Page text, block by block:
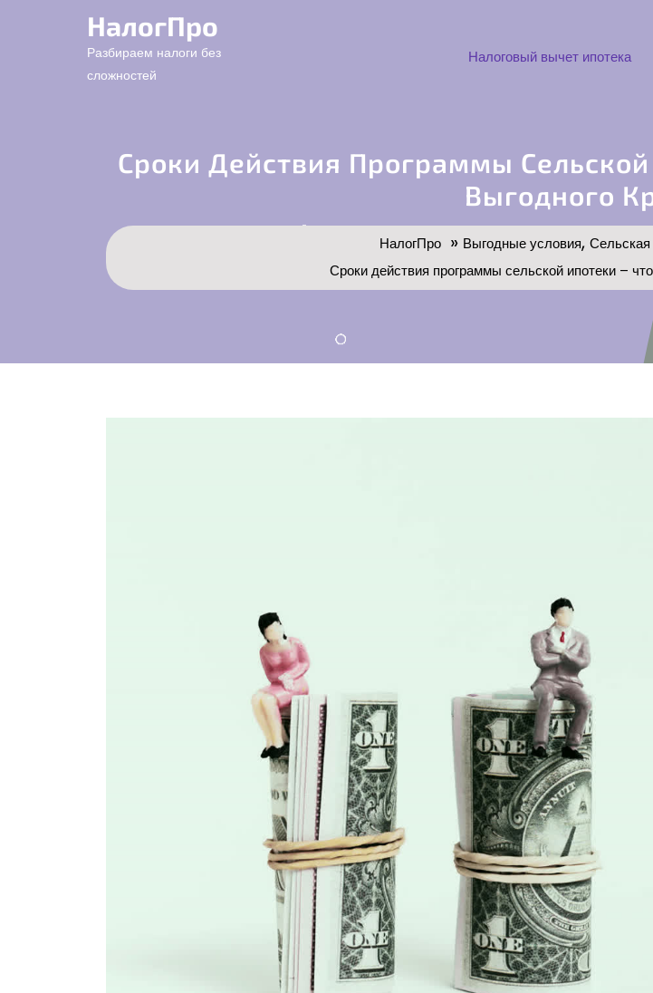
НалогПро
Разбираем налоги без
сложностей
Налоговый вычет ипотека
Сроки Действия Программы
Выгодного
НалогПро» Выгодные условия, Сельская
Сроки действия программы сельской ипотеки –